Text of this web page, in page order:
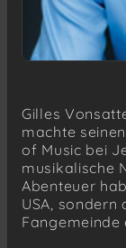
Gilles
machte
of Music bei
musikalische
Abenteuer
USA, sondern
Fangemeinde